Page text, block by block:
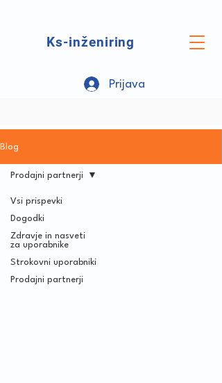
Ks-inženiring
Prijava
Blog
Vsi prispevki
Dogodki
Zdravje in nasveti
za uporabnike
Strokovni uporabniki
Prodajni partnerji
Prodajni partnerji